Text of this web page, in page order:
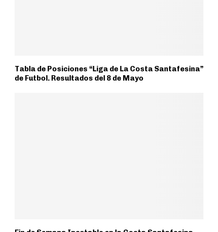
Tabla de Posiciones “Liga de La Costa Santafesina”
de Futbol. Resultados del 8 de Mayo